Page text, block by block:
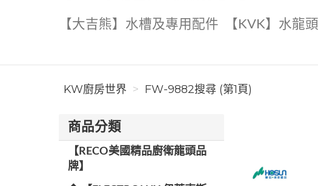
【大吉熊】水槽及專用配件 ️【KVK】水龍頭️
KW廚房世界 FW-9882搜尋 (第1頁)
商品分類
【RECO美國精品廚衛龍頭品
牌】